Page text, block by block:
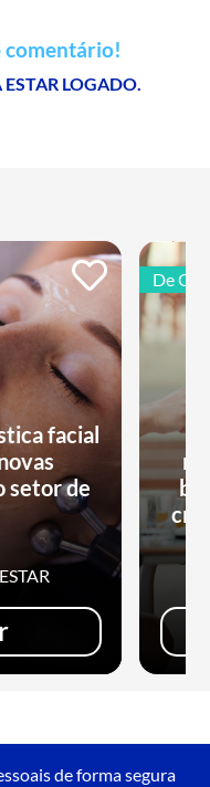
comentário!
LOGADO.
facial
setor de
De
de forma segura